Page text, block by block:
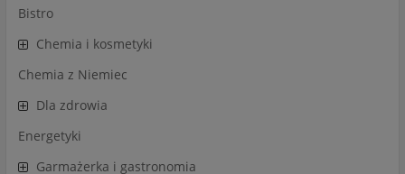
Bistro
Chemia i kosmetyki
Chemia z Niemiec
Dla zdrowia
Energetyki
Garmażerka i gastronomia